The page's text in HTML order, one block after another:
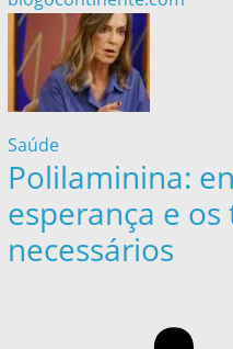
Saúde
Polilaminina:
esperança e
necessários